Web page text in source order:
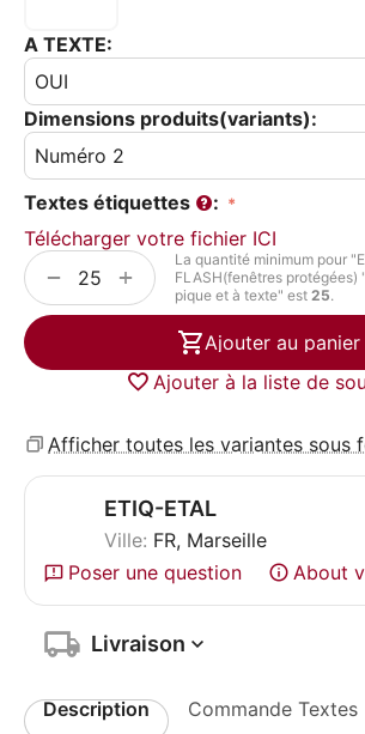
A TEXTE:
Dimensions produits(variants):
Textes étiquettes
:
Télécharger votre fichier ICI
+
−
La quantité minimum pour
FLASH(fenêtres protégées)
pique et à texte" est 25.
Ajouter au panier
Ajouter à la liste de
Afficher toutes les variantes sous
ETIQ-ETAL
Ville: FR, Marseille
Poser une question
About
Livraison
Description Commande Textes